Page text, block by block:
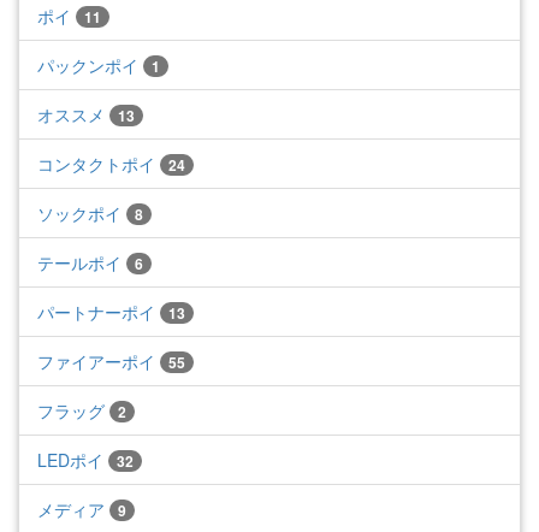
ポイ 11
パックンポイ 1
オススメ 13
コンタクトポイ 24
ソックポイ 8
テールポイ 6
パートナーポイ 13
ファイアーポイ 55
フラッグ 2
LEDポイ 32
メディア 9